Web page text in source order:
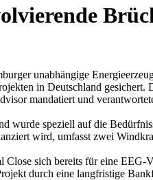
unabhängige
in Deutschland
mandatiert und
wurde speziell auf die
wird, umfasst zwei
sich bereits für eine
durch eine langfristige